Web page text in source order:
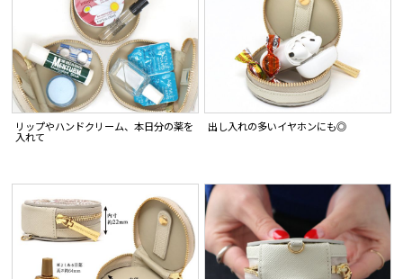
リップやハンドクリーム、本日分の薬を
入れて
出し入れの多いイヤホンにも◎